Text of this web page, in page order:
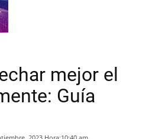
mejor el
Guía